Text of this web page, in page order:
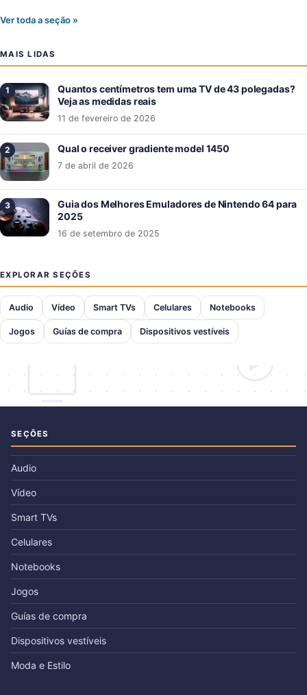
Ver toda a seção »
MAIS LIDAS
Quantos centímetros tem uma TV de 43 polegadas?
Veja as medidas reais
11 de fevereiro de 2026
Qual o receiver gradiente model 1450
7 de abril de 2026
Guia dos Melhores Emuladores de Nintendo 64 para
2025
16 de setembro de 2025
EXPLORAR SEÇÕES
Audio Vídeo Smart TVs Celulares Notebooks
Jogos Guías de compra Dispositivos vestíveis
SEÇÕES
Audio
Vídeo
Smart TVs
Celulares
Notebooks
Jogos
Guías de compra
Dispositivos vestíveis
Moda e Estilo